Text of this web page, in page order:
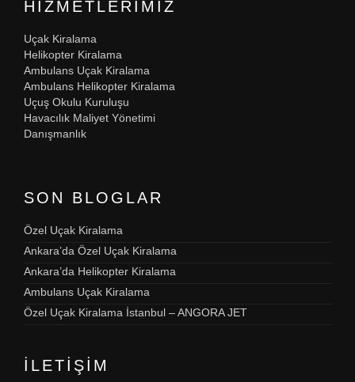
HIZMETLERIMIZ
Uçak Kiralama
Helikopter Kiralama
Ambulans Uçak Kiralama
Ambulans Helikopter Kiralama
Uçuş Okulu Kuruluşu
Havacılık Maliyet Yönetimi
Danışmanlık
SON BLOGLAR
Özel Uçak Kiralama
Ankara’da Özel Uçak Kiralama
Ankara’da Helikopter Kiralama
Ambulans Uçak Kiralama
Özel Uçak Kiralama İstanbul – ANGORA JET
İLETIŞIM